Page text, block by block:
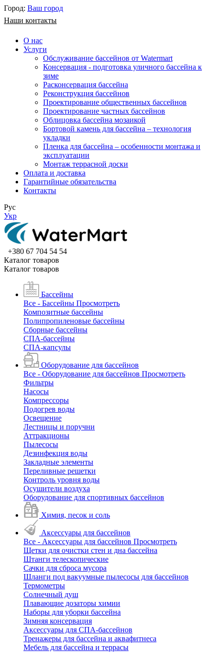
Город: Ваш город
Наши контакты
О нас
Услуги
Обслуживание бассейнов от Watermart
Консервация - подготовка уличного бассейна к
зиме
Расконсервация бассейна
Реконструкция бассейнов
Проектирование общественных бассейнов
Проектирование частных бассейнов
​Облицовка бассейна мозаикой
Бортовой камень для бассейна – технология
укладки
Пленка для бассейна – особенности монтажа и
эксплуатации
Монтаж террасной доски
Оплата и доставка
Гарантийные обязательства
Контакты
Рус
Укр
+380 67 704 54 54
Каталог товаров
Каталог товаров
Бассейны
Все - Бассейны Просмотреть
Композитные бассейны
Полипропиленовые бассейны
Сборные бассейны
СПА-бассейны
СПА-капсулы
Оборудование для бассейнов
Все - Оборудование для бассейнов Просмотреть
Фильтры
Насосы
Компрессоры
Подогрев воды
Освещение
Лестницы и поручни
Аттракционы
Пылесосы
Дезинфекция воды
Закладные элементы
Переливные решетки
Контроль уровня воды
Осушители воздуха
Оборудование для спортивных бассейнов
Химия, песок и соль
Аксессуары для бассейнов
Все - Аксессуары для бассейнов Просмотреть
Щетки для очистки стен и дна бассейна
Штанги телескопические
Сачки для сброса мусора
Шланги под вакуумные пылесосы для бассейнов
Термометры
Солнечный душ
Плавающие дозаторы химии
Наборы для уборки бассейна
Зимняя консервация
Аксессуары для СПА-бассейнов
Тренажеры для бассейна и аквафитнеса
Мебель для бассейна и террасы